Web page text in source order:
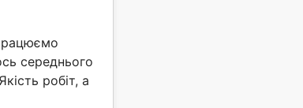
середнього
робіт, а